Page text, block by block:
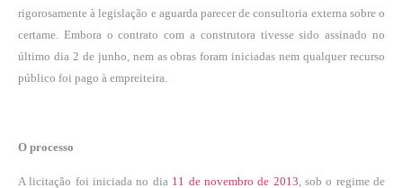
rigorosamente à legislação e aguarda parecer de consultoria externa sobre o
certame. Embora o contrato com a construtora tivesse sido assinado no
último dia 2 de junho, nem as obras foram iniciadas nem qualquer recurso
público foi pago à empreiteira.
O processo
A licitação foi iniciada no dia 11 de novembro de 2013, sob o regime de